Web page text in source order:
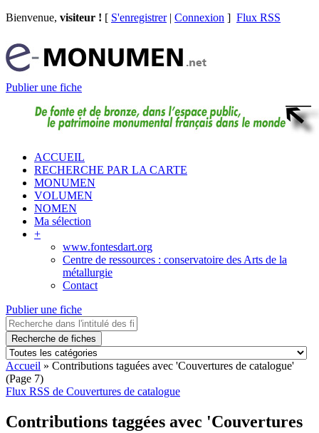
Bienvenue, visiteur ! [ S'enregistrer| Connexion ] Flux RSS
Publier une fiche
ACCUEIL
RECHERCHE PAR LA CARTE
MONUMEN
VOLUMEN
NOMEN
Ma sélection
+
www.fontesdart.org
Centre de ressources : conservatoire des Arts de la
métallurgie
Contact
Publier une fiche
Recherche de fiches
Accueil » Contributions taguées avec 'Couvertures de catalogue'
(Page 7)
Flux RSS de Couvertures de catalogue
Contributions taggées avec 'Couvertures